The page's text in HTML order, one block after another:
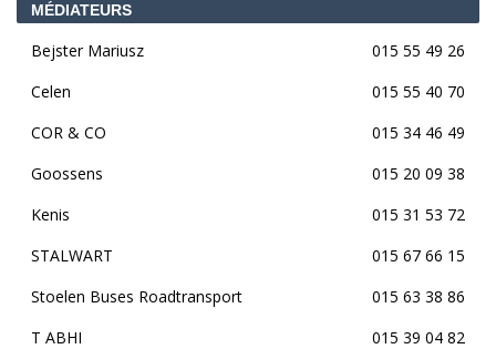
MÉDIATEURS
Bejster Mariusz
015 55 49 26
Celen
015 55 40 70
COR & CO
015 34 46 49
Goossens
015 20 09 38
Kenis
015 31 53 72
STALWART
015 67 66 15
Stoelen Buses Roadtransport
015 63 38 86
T ABHI
015 39 04 82